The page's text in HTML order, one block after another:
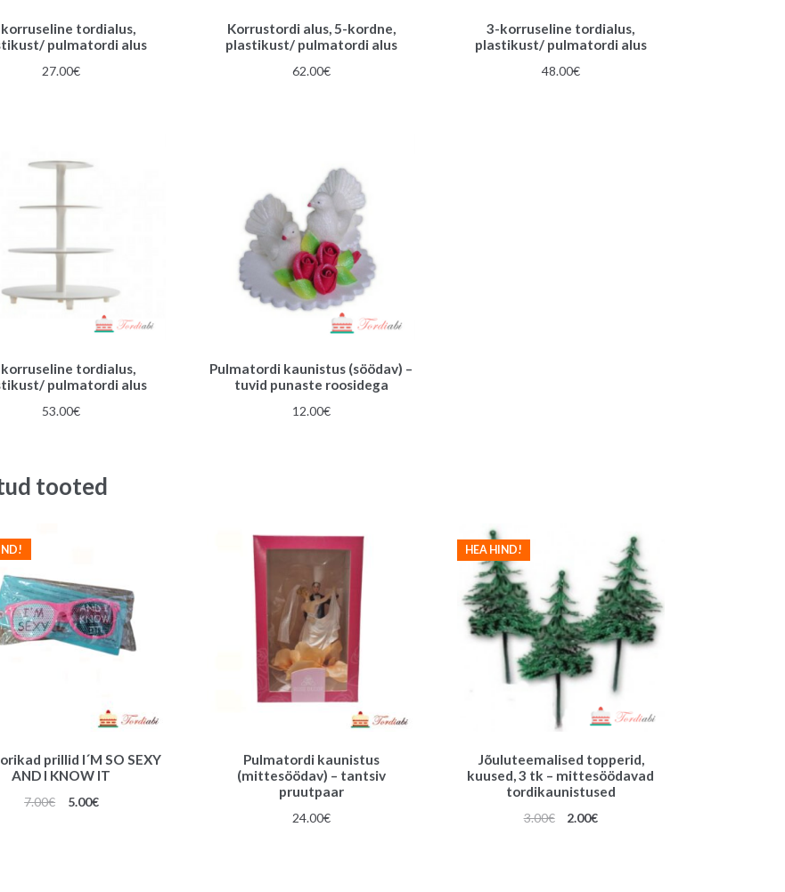
tordialus,
pulmatordi alus
27.00€
Korrustordi alus, 5-kordne,
plastikust/ pulmatordi alus
62.00€
3-korruseline tordialus,
plastikust/ pulmatordi alus
48.00€
tordialus,
pulmatordi alus
53.00€
Pulmatordi kaunistus (söödav) –
tuvid punaste roosidega
12.00€
tooted
prillid I´M SO SEXY
AND I KNOW IT
7.00€
Algne
5.00€Praegune
Pulmatordi kaunistus
(mittesöödav) – tantsiv
pruutpaar
24.00€
Jõuluteemalised topperid,
kuused, 3 tk – mittesöödavad
tordikaunistused
HEA HIND!
3.00€
Algne
2.00€Praegune